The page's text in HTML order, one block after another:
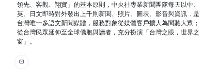
領先、客觀、翔實」的基本原則，中央社專業新聞團隊每天以中、
英、日文即時對外發出上千則新聞、照片、圖表、影音與資訊，是
台灣唯一多語文新聞媒體，服務對象從媒體客戶擴大為閱聽大眾；
從台灣民眾延伸至全球僑胞與讀者，充分扮演「台灣之眼，世界之
窗」。